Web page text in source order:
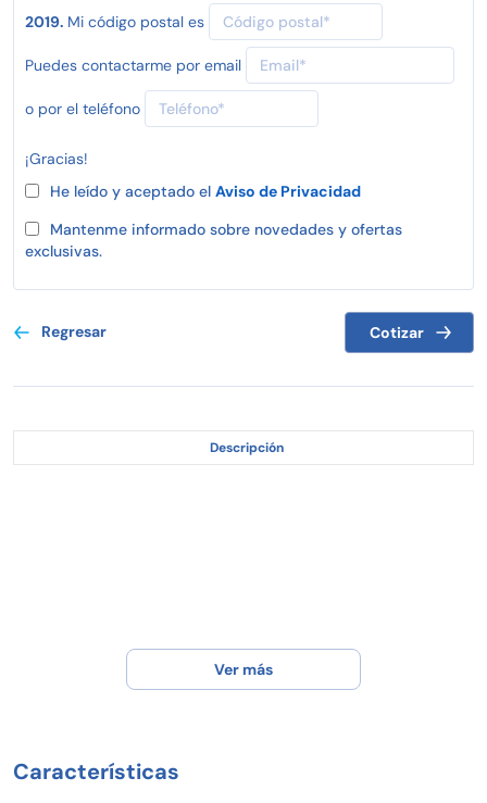
2019. Mi código postal es
Puedes contactarme por email
o por el teléfono
¡Gracias!
He leído y aceptado el Aviso de Privacidad
Mantenme informado sobre novedades y ofertas
exclusivas.
Regresar Cotizar
Descripción
Ver más
Características